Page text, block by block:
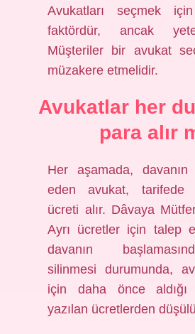
Avukatları seçmek
faktördür, ancak
Müşteriler bir avukat
müzakere etmelidir.
Avukatlar her
para alır
Her aşamada,
eden avukat, tarifede
ücreti alır. Dâvaya
Ayrı ücretler için talep
davanın
silinmesi durumunda,
için daha önce
yazılan ücretlerden